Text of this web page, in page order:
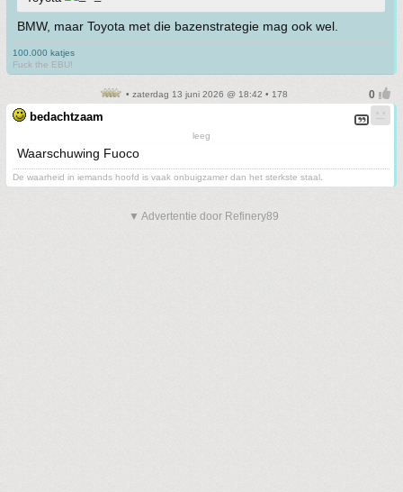
BMW, maar Toyota met die bazenstrategie mag ook wel.
100.000 katjes
Fuck the EBU!
• zaterdag 13 juni 2026 @ 18:42 • 178
bedachtzaam
leeg
Waarschuwing Fuoco
De waarheid in iemands hoofd is vaak onbuigzamer dan het sterkste staal.
▼ Advertentie door Refinery89